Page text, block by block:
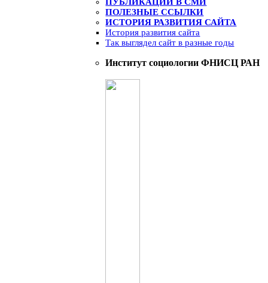
ПОЛЕЗНЫЕ ССЫЛКИ
ИСТОРИЯ РАЗВИТИЯ САЙТА
История развития сайта
Так выглядел сайт в разные годы
Институт социологии ФНИСЦ РАН